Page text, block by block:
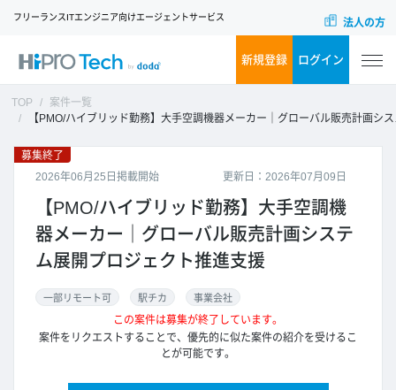
フリーランスITエンジニア向けエージェントサービス 法人の方
新規登録 ログイン
TOP
案件一覧
【PMO/ハイブリッド勤務】大手空調機器メーカー｜グローバル販売計画システム展開プロジェクト推進支援
更新日：2026年07月09日
募集終了
2026年06月25日掲載開始
【PMO/ハイブリッド勤務】大手空調機
器メーカー｜グローバル販売計画システ
ム展開プロジェクト推進支援
一部リモート可 駅チカ 事業会社
この案件は募集が終了しています。
案件をリクエストすることで、優先的に似た案件の紹介を受けるこ
とが可能です。